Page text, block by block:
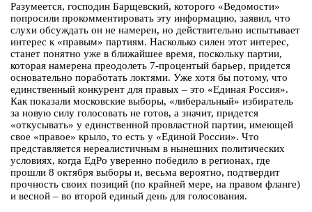
Разумеется, господин Барщевский, которого «Ведомости»
попросили прокомментировать эту информацию, заявил, что
слухи обсуждать он не намерен, но действительно испытывает
интерес к «правым» партиям. Насколько силен этот интерес,
станет понятно уже в ближайшее время, поскольку партии,
которая намерена преодолеть 7-процентый барьер, придется
основательно поработать локтями. Уже хотя бы потому, что
единственный конкурент для правых – это «Единая Россия».
Как показали московские выборы, «либеральный» избиратель
за новую силу голосовать не готов, а значит, придется
«откусывать» у единственной провластной партии, имеющей
свое «правое» крыло, то есть у «Единой России». Что
представляется нереалистичным в нынешних политических
условиях, когда ЕдРо уверенно победило в регионах, где
прошли 8 октября выборы и, весьма вероятно, подтвердит
прочность своих позиций (по крайней мере, на правом фланге)
и весной – во второй единый день для голосования.